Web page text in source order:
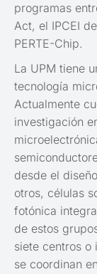
programas
Act, el IPCEI
PERTE-Chip.
La UPM tiene
tecnología
Actualmente
investigación
desde el
otros, células
fotónica
de estos
siete centros o
se coordinan